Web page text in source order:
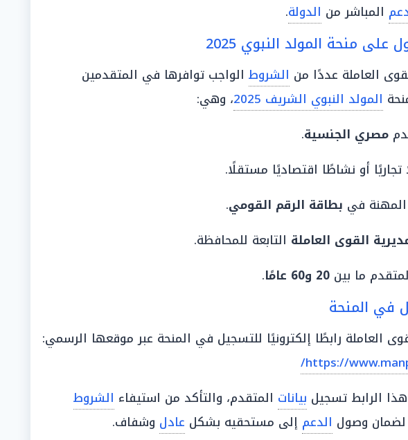
المباشر من الدولة.
منحة المولد النبوي 2025
العاملة عددًا من الشروط الواجب توافرها في المتقدمين
المولد النبوي الشريف 2025
، وهي:
مصري الجنسية.
تجاريًا أو نشاطًا اقتصاديًا مستقلًا.
في بطاقة الرقم القومي.
القوى العاملة التابعة للمحافظة.
ما بين 20 و60 عامًا .
في المنحة
العاملة رابطًا إلكترونيًا للتسجيل في المنحة عبر موقعها الرسمي:
https://
الرابط تسجيل بيانات المتقدم، والتأكد من استيفاء الشروط
لضمان وصول الدعم إلى مستحقيه بشكل عادل وشفاف.